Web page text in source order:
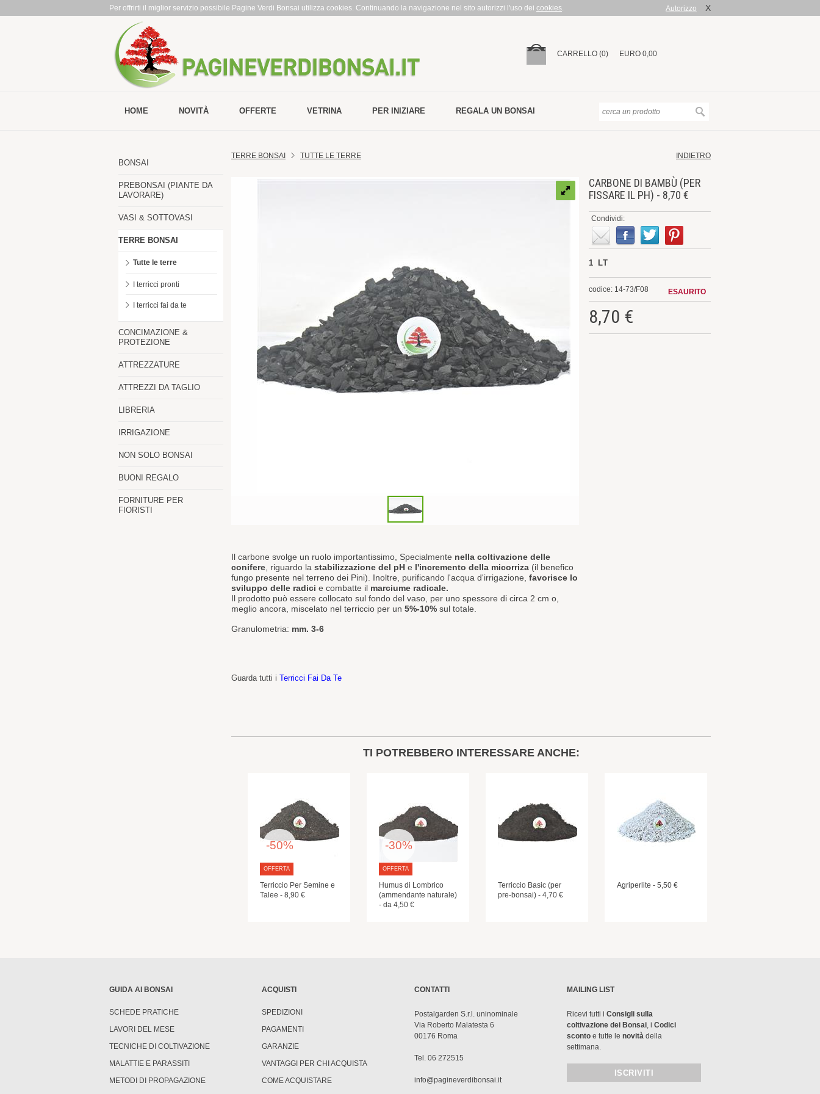
Per offrirti il miglior servizio possibile Pagine Verdi Bonsai utilizza cookies. Continuando la navigazione nel sito autorizzi l'uso dei cookies. Autorizzo X
CARRELLO (0) EURO 0,00
HOME NOVITÀ OFFERTE VETRINA PER INIZIARE REGALA UN BONSAI
BONSAI
PREBONSAI (PIANTE DA
LAVORARE)
VASI & SOTTOVASI
TERRE BONSAI
Tutte le terre
I terricci pronti
I terricci fai da te
CONCIMAZIONE &
PROTEZIONE
ATTREZZATURE
ATTREZZI DA TAGLIO
LIBRERIA
IRRIGAZIONE
NON SOLO BONSAI
BUONI REGALO
FORNITURE PER
FIORISTI
TERRE BONSAI TUTTE LE TERRE INDIETRO
Il carbone svolge un ruolo importantissimo, Specialmente nella coltivazione delle
conifere , riguardo la stabilizzazione del pH e l'incremento della micorriza (il benefico
fungo presente nel terreno dei Pini). Inoltre, purificando l'acqua d'irrigazione, favorisce lo
sviluppo delle radici e combatte il marciume radicale.
Il prodotto può essere collocato sul fondo del vaso, per uno spessore di circa 2 cm o,
meglio ancora, miscelato nel terriccio per un 5%-10% sul totale.
Granulometria: mm. 3-6
Guarda tutti i Terricci Fai Da Te
CARBONE DI BAMBÙ (PER
FISSARE IL PH) - 8,70 €
Condividi:
1 LT
codice: 14-73/F08
8,70 €
ESAURITO
TI POTREBBERO INTERESSARE ANCHE:
OFFERTA
-50%
Terriccio Per Semine e
Talee - 8,90 €
OFFERTA
-30%
Humus di Lombrico
(ammendante naturale)
- da 4,50 €
Terriccio Basic (per
pre-bonsai) - 4,70 €
Agriperlite - 5,50 €
GUIDA AI BONSAI
SCHEDE PRATICHE
LAVORI DEL MESE
TECNICHE DI COLTIVAZIONE
MALATTIE E PARASSITI
METODI DI PROPAGAZIONE
ACQUISTI
SPEDIZIONI
PAGAMENTI
GARANZIE
VANTAGGI PER CHI ACQUISTA
COME ACQUISTARE
CONTATTI
Postalgarden S.r.l. uninominale
Via Roberto Malatesta 6
00176 Roma
Tel. 06 272515
info@pagineverdibonsai.it
MAILING LIST
Ricevi tutti i Consigli sulla
coltivazione dei Bonsai, i Codici
sconto e tutte le novità della
settimana.